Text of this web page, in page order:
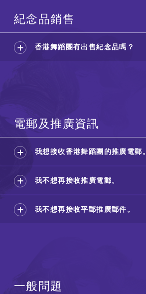
紀念品銷售
香港舞蹈團有出售紀念品嗎？
電郵及推廣資訊
我想接收香港舞蹈團的推廣電郵。
我不想再接收推廣電郵。
我不想再接收平郵推廣郵件。
一般問題